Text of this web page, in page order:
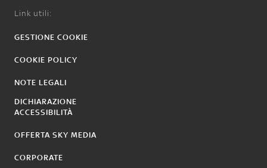
Link utili:
GESTIONE COOKIE
COOKIE POLICY
NOTE LEGALI
DICHIARAZIONE
ACCESSIBILITÀ
OFFERTA SKY MEDIA
CORPORATE